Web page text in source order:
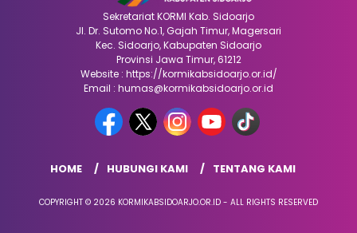
Sekretariat KORMI Kab. Sidoarjo
Jl. Dr. Sutomo No.1, Gajah Timur, Magersari
Kec. Sidoarjo, Kabupaten Sidoarjo
Provinsi Jawa Timur, 61212
Website : https://kormikabsidoarjo.or.id/
Email : humas@kormikabsidoarjo.or.id
HOME HUBUNGI KAMI TENTANG KAMI
COPYRIGHT © 2026 KORMIKABSIDOARJO.OR.ID - ALL RIGHTS RESERVED